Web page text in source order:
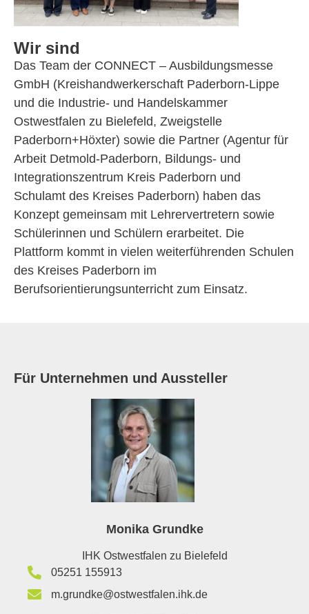
Wir sind
Das Team der CONNECT – Ausbildungsmesse
GmbH (Kreishandwerkerschaft Paderborn-Lippe
und die Industrie- und Handelskammer
Ostwestfalen zu Bielefeld, Zweigstelle
Paderborn+Höxter) sowie die Partner (Agentur für
Arbeit Detmold-Paderborn, Bildungs- und
Integrationszentrum Kreis Paderborn und
Schulamt des Kreises Paderborn) haben das
Konzept gemeinsam mit Lehrervertretern sowie
Schülerinnen und Schülern erarbeitet. Die
Plattform kommt in vielen weiterführenden Schulen
des Kreises Paderborn im
Berufsorientierungsunterricht zum Einsatz.
Für Unternehmen und Aussteller
Monika Grundke
IHK Ostwestfalen zu Bielefeld
05251 155913
m.grundke@ostwestfalen.ihk.de